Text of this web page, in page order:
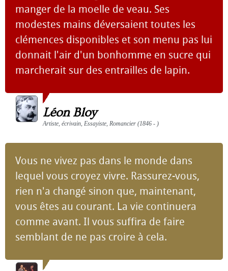
manger de la moelle de veau. Ses
modestes mains déversaient toutes les
clémences disponibles et son menu pas lui
donnait l'air d'un bonhomme en sucre qui
marcherait sur des entrailles de lapin.
Léon Bloy
Artiste, écrivain, Essayiste, Romancier (1846 - )
Vous ne vivez pas dans le monde dans
lequel vous croyez vivre. Rassurez-vous,
rien n'a changé sinon que, maintenant,
vous êtes au courant. La vie continuera
comme avant. Il vous suffira de faire
semblant de ne pas croire à cela.